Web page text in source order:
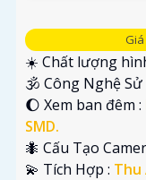
☀️ Chất lượng
🕉️ Công Nghệ Sử
🌔 Xem ban đêm :
SMD.
🐜 Cấu Tạo
️💫 Tích Hợp : Thu